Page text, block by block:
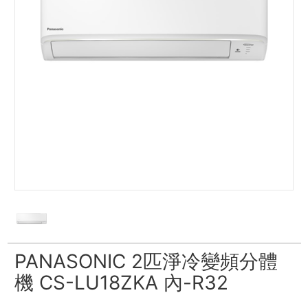
PANASONIC 2匹淨冷變頻分體
機 CS-LU18ZKA 內-R32